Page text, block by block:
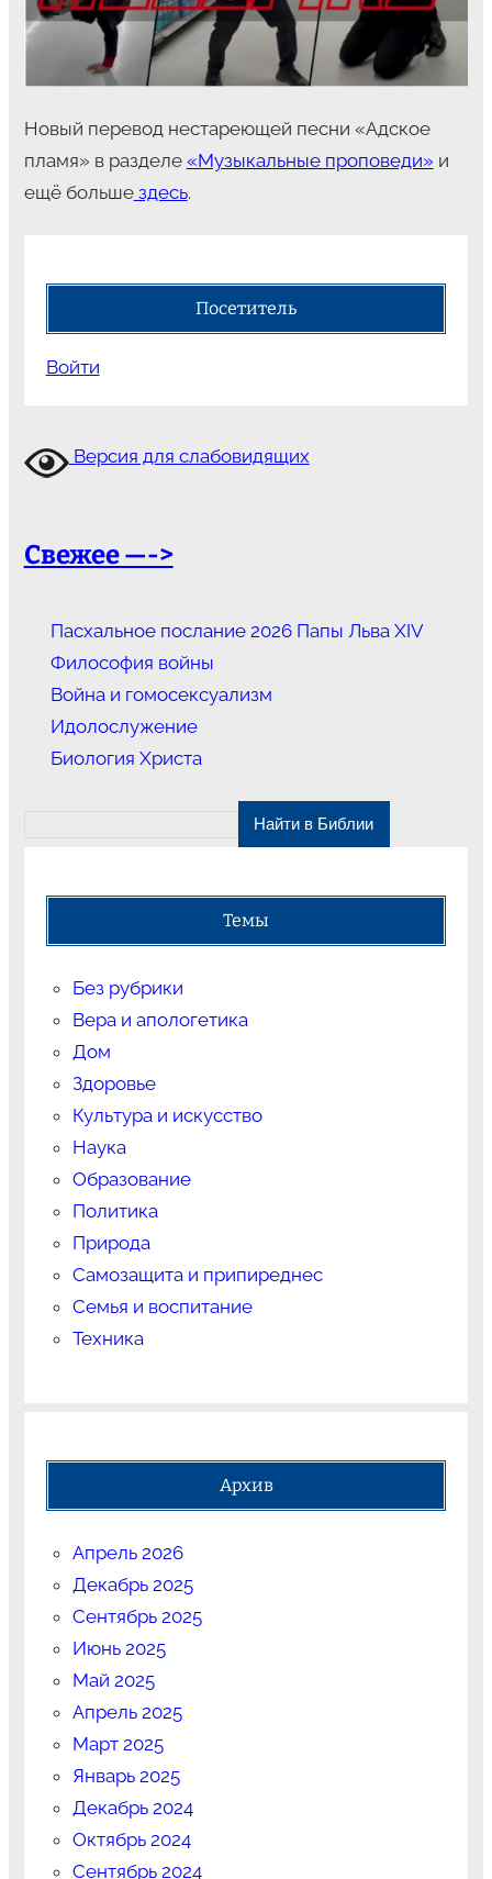
Новый перевод нестареющей песни «Адское
пламя» в разделе «Музыкальные проповеди» и
ещё большездесь.
Посетитель
Войти
Версия для слабовидящих
Свежее —->
Пасхальное послание 2026 Папы Льва XIV
Философия войны
Война и гомосексуализм
Идолослужение
Биология Христа
Темы
Без рубрики
Вера и апологетика
Дом
Здоровье
Культура и искусство
Наука
Образование
Политика
Природа
Самозащита и припиреднес
Семья и воспитание
Техника
Архив
Апрель 2026
Декабрь 2025
Сентябрь 2025
Июнь 2025
Май 2025
Апрель 2025
Март 2025
Январь 2025
Декабрь 2024
Октябрь 2024
Сентябрь 2024